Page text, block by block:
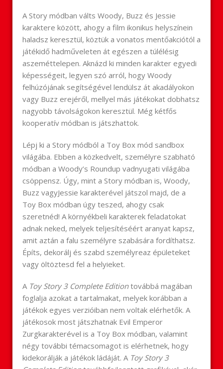
A Story módban válts Woody, Buzz és Jessie
karaktere között, ahogy a film ikonikus helyszínein
haladsz keresztül, köztük a vonatos mentőakciótól a
játékidő hadműveleten át egészen a túlélésig
aszeméttelepen. Aknázd ki minden karakter egyedi
képességeit, legyen szó arról, hogy Woody
felhúzójának segítségével lendülsz át akadályokon
vagy Buzz erejéről, mellyel más játékokat dobhatsz
nagyobb távolságokon keresztül. Még kétfős
kooperatív módban is játszhattok.
Lépj ki a Story módból a Toy Box mód sandbox
világába. Ebben a közkedvelt, személyre szabható
módban a Woody’s Roundup vadnyugati világába
csöppensz. Úgy, mint a Story módban is, Woody,
Buzz vagyJessie karakterével játszol majd, de a
Toy Box módban úgy teszed, ahogy csak
szeretnéd! A környékbeli karakterek feladatokat
adnak neked, melyek teljesítéséért aranyat kapsz,
amit aztán a falu személyre szabására fordíthatsz.
Építs, dekorálj és szabd személyreaz épületeket
vagy öltöztesd fel a helyieket.
A Toy Story 3 Complete Editiontovábbá magában
foglalja azokat a tartalmakat, melyek korábban a
játékok egyes verzióiban nem voltak elérhetők. A
játékosok most játszhatnak Evil Emperor
Zurgkarakterével is a Toy Box módban, valamint
négy további témacsomagot is elérhetnek, hogy
kidekorálják a játékok ládáját. A Toy Story 3